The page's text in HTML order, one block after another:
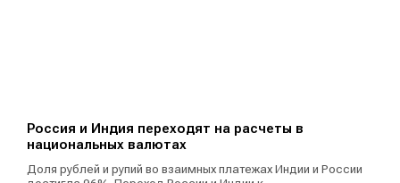
Россия и Индия переходят на расчеты в
национальных валютах
Доля рублей и рупий во взаимных платежах Индии и России